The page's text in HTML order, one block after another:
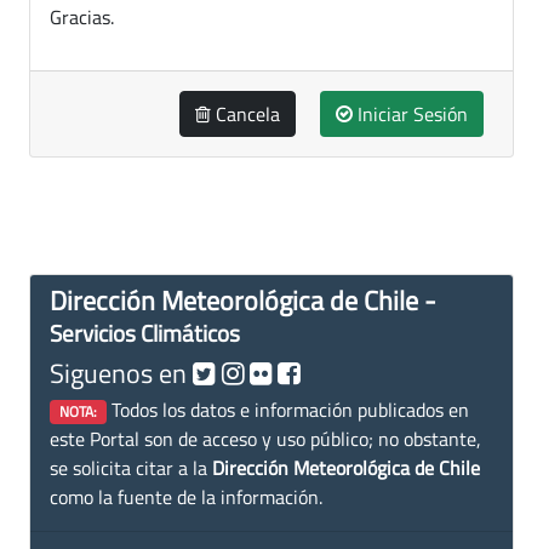
Gracias.
Cancela Iniciar Sesión
Dirección Meteorológica de Chile -
Servicios Climáticos
Siguenos en
NOTA: Todos los datos e información publicados en
este Portal son de acceso y uso público; no obstante,
se solicita citar a la Dirección Meteorológica de Chile
como la fuente de la información.